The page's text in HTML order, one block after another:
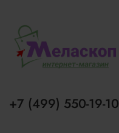
+7 (499) 550-19-10